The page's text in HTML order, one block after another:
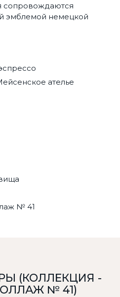
сопровождаются
эмблемой немецкой
ателье
№ 41
(КОЛЛЕКЦИЯ -
№ 41)